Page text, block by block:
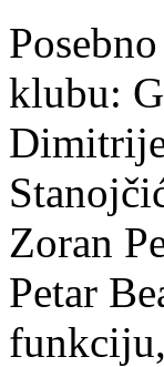
klubu:
Zoran
Petar